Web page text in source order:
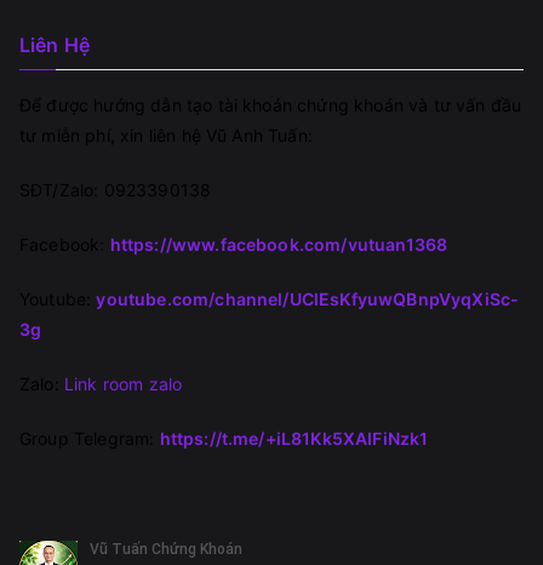
Liên Hệ
Để được hướng dẫn tạo tài khoản chứng khoán và tư vấn đầu
tư miễn phí, xin liên hệ Vũ Anh Tuấn:
SĐT/Zalo: 0923390138
Facebook: https://www.facebook.com/vutuan1368
Youtube:youtube.com/channel/UClEsKfyuwQBnpVyqXiSc-
3g
Zalo: Link room zalo
Group Telegram: https://t.me/+iL81Kk5XAIFiNzk1